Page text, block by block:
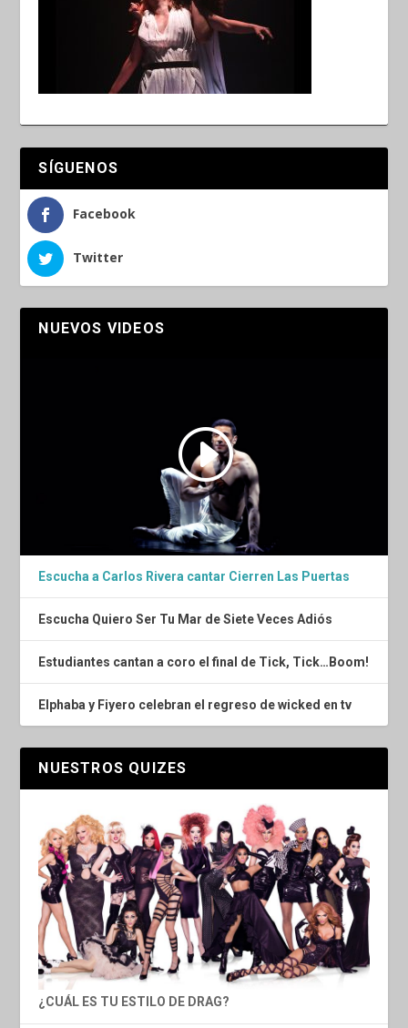
SÍGUENOS
Facebook
Twitter
NUEVOS VIDEOS
Escucha a Carlos Rivera cantar Cierren Las Puertas
Escucha Quiero Ser Tu Mar de Siete Veces Adiós
Estudiantes cantan a coro el final de Tick, Tick…Boom!
Elphaba y Fiyero celebran el regreso de wicked en tv
NUESTROS QUIZES
¿CUÁL ES TU ESTILO DE DRAG?